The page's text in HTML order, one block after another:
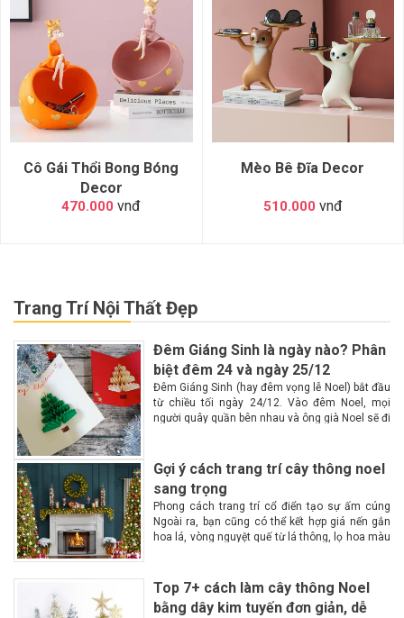
Cô Gái Thổi Bong Bóng
Decor
470.000 vnđ
Mèo Bê Đĩa Decor
510.000 vnđ
Trang Trí Nội Thất Đẹp
Đêm Giáng Sinh là ngày nào? Phân
biệt đêm 24 và ngày 25/12
Đêm Giáng Sinh (hay đêm vọng lễ Noel) bắt đầu
từ chiều tối ngày 24/12. Vào đêm Noel, mọi
người quây quần bên nhau và ông già Noel sẽ đi
Gợi ý cách trang trí cây thông noel
sang trọng
Phong cách trang trí cổ điển tạo sự ấm cúng
Ngoài ra, bạn cũng có thể kết hợp giá nến gắn
hoa lá, vòng nguyệt quế từ lá thông, lọ hoa màu
Top 7+ cách làm cây thông Noel
bằng dây kim tuyến đơn giản, dễ